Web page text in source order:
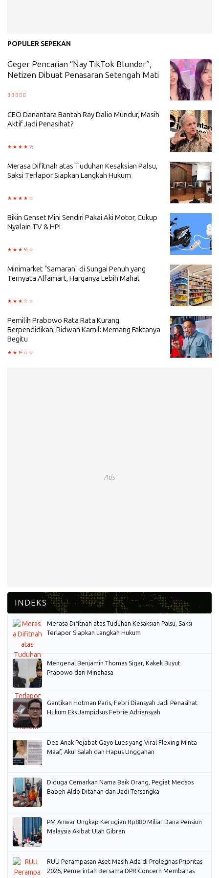
POPULER SEPEKAN
Geger Pencarian “Nay TikTok Blunder”,
Netizen Dibuat Penasaran Setengah Mati
CEO Danantara Bantah Ray Dalio Mundur, Masih
Aktif Jadi Penasihat?
Merasa Difitnah atas Tuduhan Kesaksian Palsu,
Saksi Terlapor Siapkan Langkah Hukum
Bikin Genset Mini Sendiri Pakai Aki Motor, Cukup
Nyalain TV & HP!
Minimarket "Samaran" di Sungai Penuh yang
Ternyata Alfamart, Harganya Lebih Mahal
Pemilih Prabowo Rata Rata Kurang
Berpendidikan, Ridwan Kamil: Memang Faktanya
Begitu
Ads
Merasa Difitnah atas Tuduhan Kesaksian Palsu, Saksi
Terlapor Siapkan Langkah Hukum
Mengenal Benjamin Thomas Sigar, Kakek Buyut
Prabowo dari Minahasa
Gantikan Hotman Paris, Febri Diansyah Jadi Penasihat
Hukum Eks Jampidsus Febrie Adriansyah
Dea Anak Pejabat Gayo Lues yang Viral Flexing Minta
Maaf, Akui Salah dan Hapus Unggahan
Diduga Cemarkan Nama Baik Orang, Pegiat Medsos
Babeh Aldo Ditahan dan Jadi Tersangka
PM Anwar Ungkap Kerugian Rp880 Miliar Dana Pensiun
Malaysia Akibat Ulah Gibran
RUU Perampasan Aset Masih Ada di Prolegnas Prioritas
2026, Pemerintah Bersama DPR Concern Membahas